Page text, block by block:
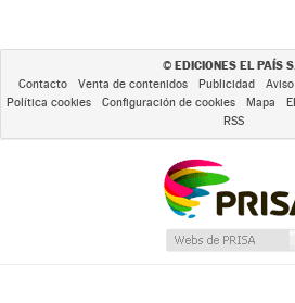
© EDICIONES EL PAÍS
Contacto Venta de contenidos Publicidad
Política cookies
Configuración de cookies Mapa
RSS